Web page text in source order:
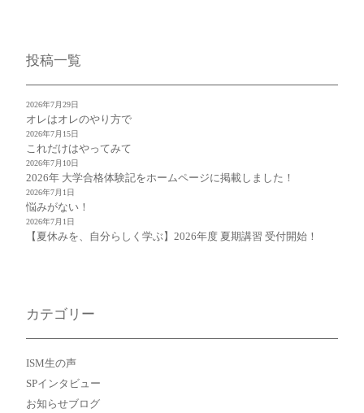
投稿一覧
オレはオレのやり方で
2026年7月29日
これだけはやってみて
2026年7月15日
2026年 大学合格体験記をホームページに掲載しました！
2026年7月10日
悩みがない！
2026年7月1日
【夏休みを、自分らしく学ぶ】2026年度 夏期講習 受付開始！
2026年7月1日
カテゴリー
ISM生の声
SPインタビュー
お知らせブログ